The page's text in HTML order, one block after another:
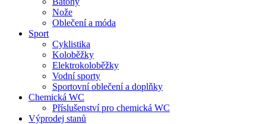
Nože
Oblečení a móda
Sport
Cyklistika
Koloběžky
Elektrokoloběžky
Vodní sporty
Sportovní oblečení a doplňky
Chemická WC
Příslušenství pro chemická WC
Výprodej stanů